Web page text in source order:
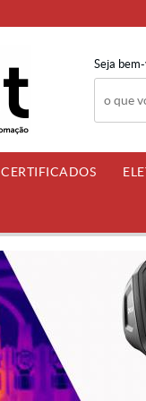
Seja
CERTIFICADOS